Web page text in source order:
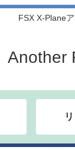
FSX X-Plane
Another